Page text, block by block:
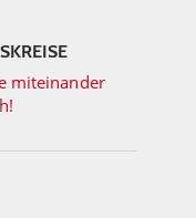
miteinander